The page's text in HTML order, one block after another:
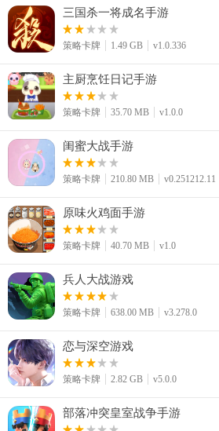
三国杀一将成名手游
策略卡牌 1.49 GB v1.0.336
主厨烹饪日记手游
策略卡牌 35.70 MB v1.0.0
闺蜜大战手游
策略卡牌 210.80 MB v0.251212.11
原味火鸡面手游
策略卡牌 40.70 MB v1.0
兵人大战游戏
策略卡牌 638.00 MB v3.278.0
恋与深空游戏
策略卡牌 2.82 GB v5.0.0
部落冲突皇室战争手游